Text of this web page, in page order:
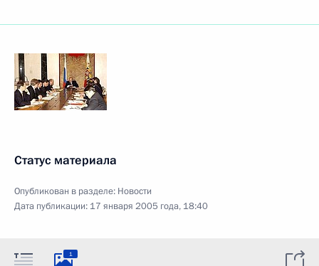
Статус материала
Опубликован в разделе: Новости
Дата публикации: 17 января 2005 года, 18:40
1